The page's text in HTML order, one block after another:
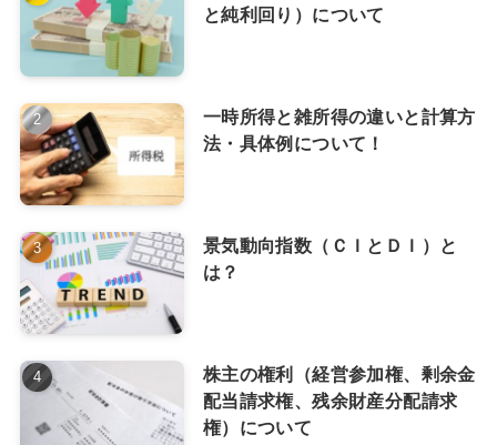
と純利回り）について
一時所得と雑所得の違いと計算方
法・具体例について！
景気動向指数（ＣＩとＤＩ）と
は？
株主の権利（経営参加権、剰余金
配当請求権、残余財産分配請求
権）について